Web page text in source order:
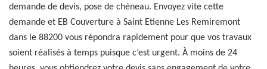
demande de devis, pose de chéneau. Envoyez vite cette
demande et EB Couverture à Saint Etienne Les Remiremont
dans le 88200 vous répondra rapidement pour que vos travaux
soient réalisés à temps puisque c’est urgent. À moins de 24